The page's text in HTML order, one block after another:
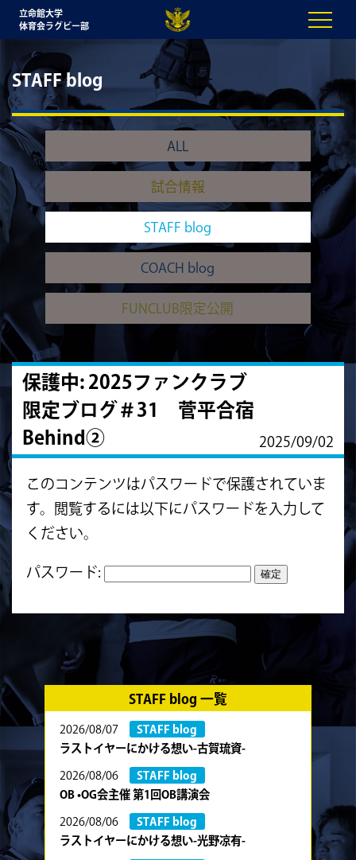
立命館大学
体育会ラグビー部
STAFF blog
ALL
試合情報
STAFF blog
COACH blog
FUNCLUB限定公開
保護中: 2025ファンクラブ
限定ブログ＃31 菅平合宿
Behind②
2025/09/02
このコンテンツはパスワードで保護されていま
す。閲覧するには以下にパスワードを入力して
ください。
パスワード:
STAFF blog 一覧
2026/08/07
STAFF blog
ラストイヤーにかける想い-古賀琉資-
2026/08/06
STAFF blog
OB •OG会主催 第1回OB講演会
2026/08/06
STAFF blog
ラストイヤーにかける想い-光野凉有-